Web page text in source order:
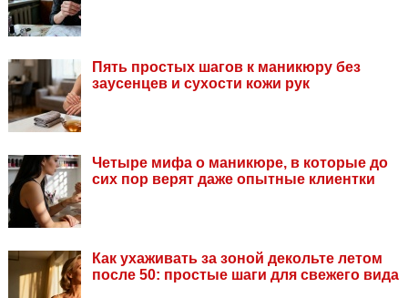
Пять простых шагов к маникюру без
заусенцев и сухости кожи рук
Четыре мифа о маникюре, в которые до
сих пор верят даже опытные клиентки
Как ухаживать за зоной декольте летом
после 50: простые шаги для свежего вида